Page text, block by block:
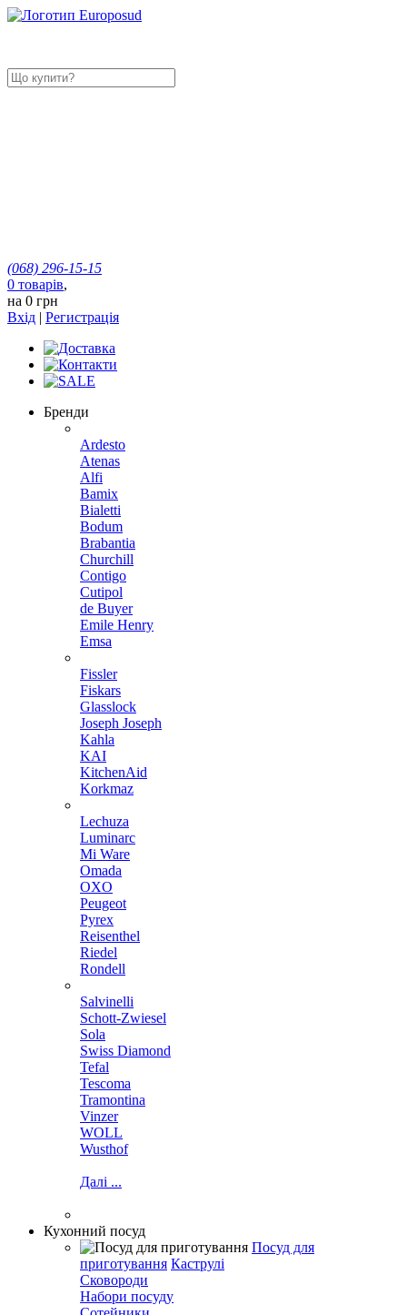
(068) 296-15-15
0 товарів,
на 0 грн
Вхід | Регистрація
Бренди
Ardesto
Atenas
Alfi
Bamix
Bialetti
Bodum
Brabantia
Churchill
Contigo
Cutipol
de Buyer
Emile Henry
Emsa
Fissler
Fiskars
Glasslock
Joseph Joseph
Kahla
KAI
KitchenAid
Korkmaz
Lechuza
Luminarc
Mi Ware
Omada
OXO
Peugeot
Pyrex
Reisenthel
Riedel
Rondell
Salvinelli
Schott-Zwiesel
Sola
Swiss Diamond
Tefal
Tescoma
Tramontina
Vinzer
WOLL
Wusthof
Далі ...
Кухонний посуд
Посуд для
приготування Каструлі
Сковороди
Набори посуду